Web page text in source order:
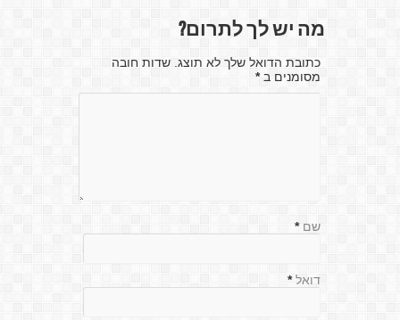
מה יש לך לתרום?
כתובת הדואל שלך לא תוצג. שדות חובה
מסומנים ב*
שם *
דואל *